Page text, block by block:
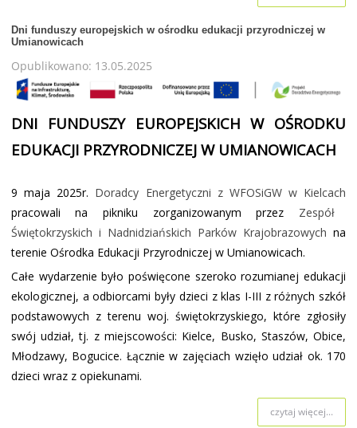
Dni funduszy europejskich w ośrodku edukacji przyrodniczej w
Umianowicach
Opublikowano: 13.05.2025
DNI FUNDUSZY EUROPEJSKICH W OŚRODKU
EDUKACJI PRZYRODNICZEJ W UMIANOWICACH
9 maja 2025r. Doradcy Energetyczni z WFOSiGW w Kielcach
pracowali na pikniku zorganizowanym przez Zespół
Świętokrzyskich i Nadnidziańskich Parków Krajobrazowych na
terenie Ośrodka Edukacji Przyrodniczej w Umianowicach.
Całe wydarzenie było poświęcone szeroko rozumianej edukacji
ekologicznej, a odbiorcami były dzieci z klas I-III z różnych szkół
podstawowych z terenu woj. świętokrzyskiego, które zgłosiły
swój udział, tj. z miejscowości: Kielce, Busko, Staszów, Obice,
Młodzawy, Bogucice. Łącznie w zajęciach wzięło udział ok. 170
dzieci wraz z opiekunami.
czytaj więcej...